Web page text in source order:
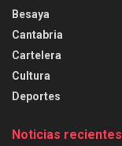
Besaya
Cantabria
Cartelera
Cultura
Deportes
Noticias recientes